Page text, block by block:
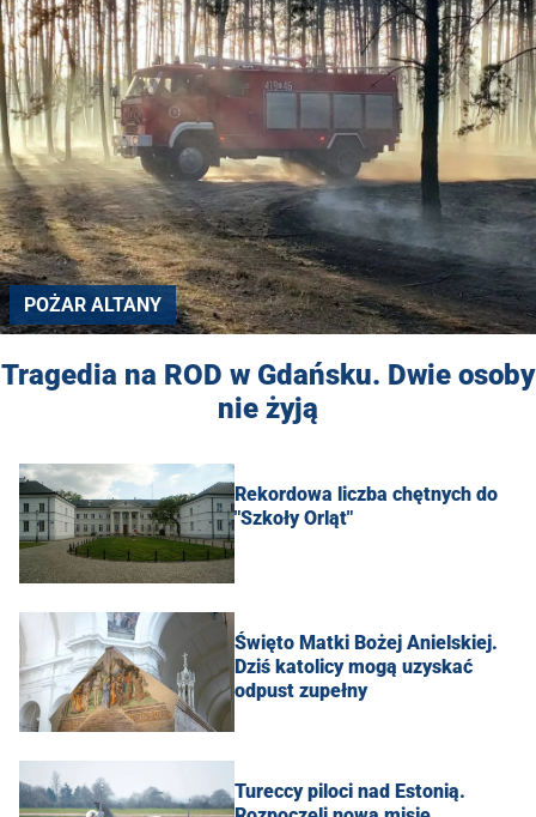
POŻAR ALTANY
Tragedia na ROD w Gdańsku. Dwie osoby
nie żyją
Rekordowa liczba chętnych do
"Szkoły Orląt"
Święto Matki Bożej Anielskiej.
Dziś katolicy mogą uzyskać
odpust zupełny
Tureccy piloci nad Estonią.